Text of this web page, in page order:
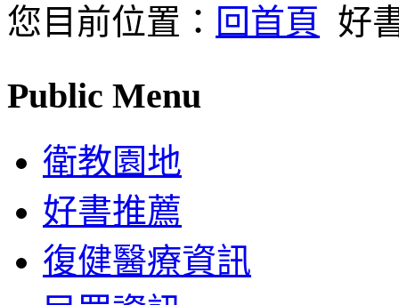
您目前位置： 回首頁 好
Public Menu
衛教園地
好書推薦
復健醫療資訊